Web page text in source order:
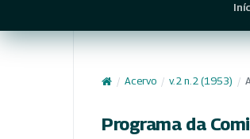
/ Acervo / v. 2 n. 2 (1953) /
Programa da